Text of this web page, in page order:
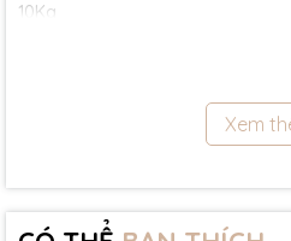
10Kg
- Size 18 - 24m:( Viết tắt: 18M)
15Kg
Xem